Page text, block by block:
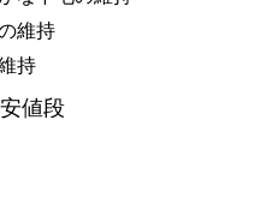
維持
持
値段